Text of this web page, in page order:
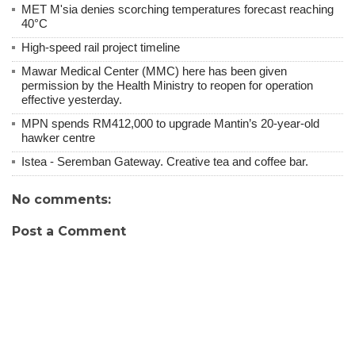
MET M'sia denies scorching temperatures forecast reaching
40°C
High-speed rail project timeline
Mawar Medical Center (MMC) here has been given
permission by the Health Ministry to reopen for operation
effective yesterday.
MPN spends RM412,000 to upgrade Mantin’s 20-year-old
hawker centre
Istea - Seremban Gateway. Creative tea and coffee bar.
No comments:
Post a Comment